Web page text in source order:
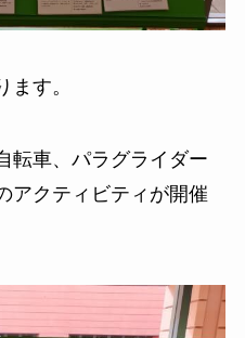
す。
転車、パラグライダー
アクティビティが開催